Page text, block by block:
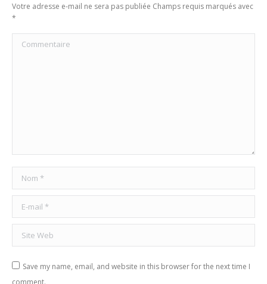
Votre adresse e-mail ne sera pas publiée Champs requis marqués avec
*
Commentaire
Nom *
E-mail *
Site Web
Save my name, email, and website in this browser for the next time I
comment.